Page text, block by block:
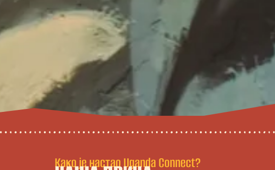
Како је настао Uganda Connect?